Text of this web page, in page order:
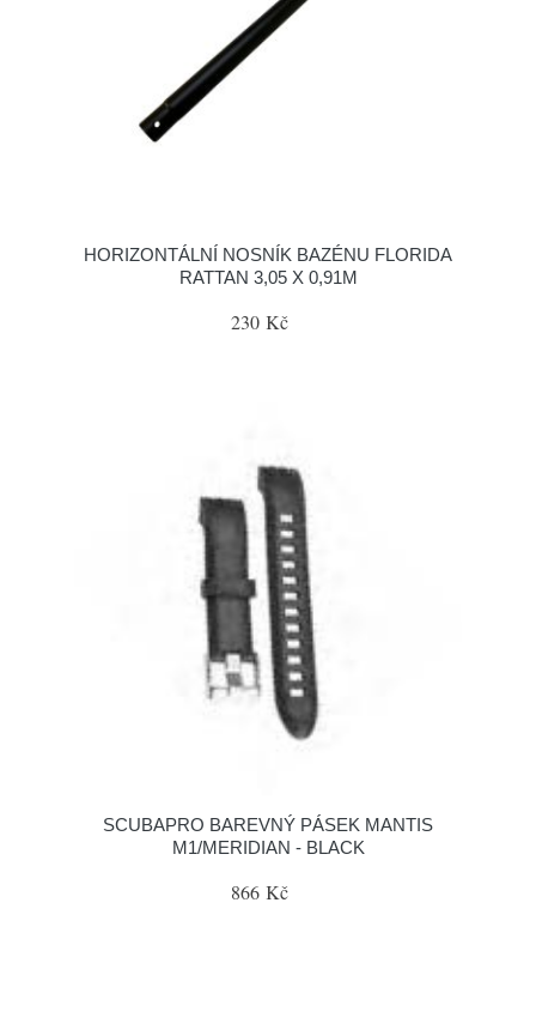
HORIZONTÁLNÍ NOSNÍK BAZÉNU FLORIDA
RATTAN 3,05 X 0,91M
230 Kč
SCUBAPRO BAREVNÝ PÁSEK MANTIS
M1/MERIDIAN - BLACK
866 Kč